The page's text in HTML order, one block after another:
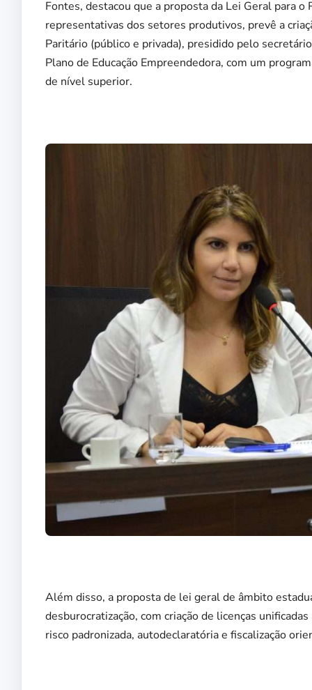
Fontes, destacou que a proposta da Lei Geral para
representativas dos setores produtivos, prevê a
Paritário (público e privada), presidido pelo
Plano de Educação Empreendedora, com um
de nível superior.
Além disso, a proposta de lei geral de âmbito
desburocratização, com criação de licenças
risco padronizada, autodeclaratória e fiscalização